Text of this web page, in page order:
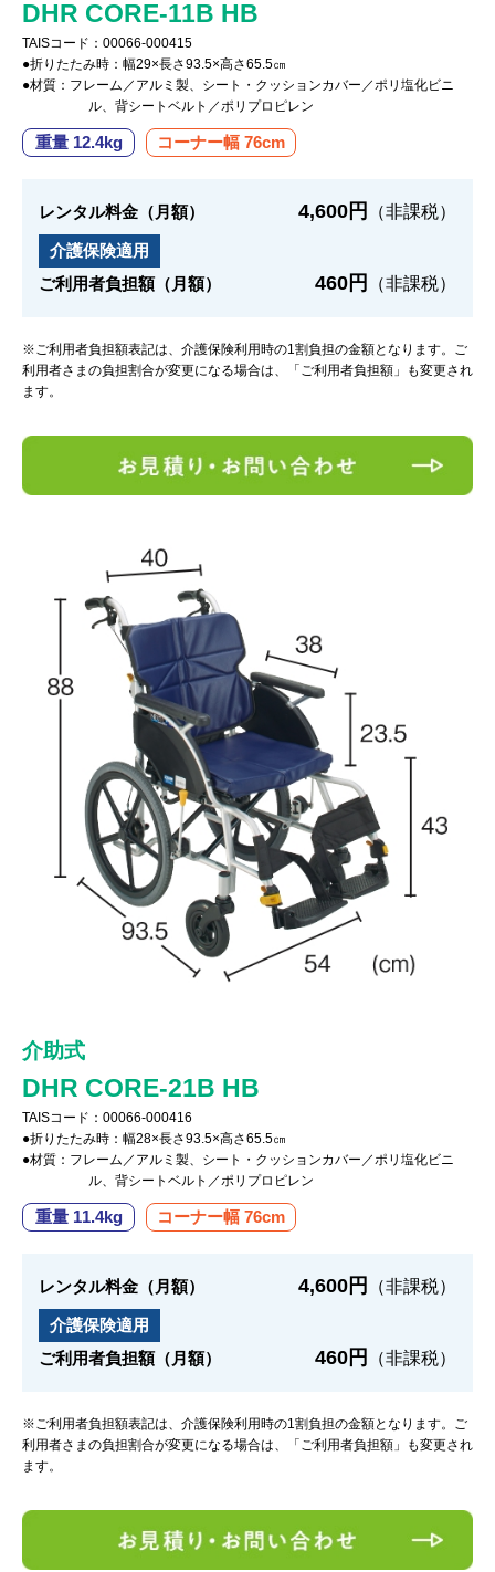
DHR CORE-11B HB
TAISコード：00066-000415
●折りたたみ時：幅29×長さ93.5×高さ65.5㎝
●材質：フレーム／アルミ製、シート・クッションカバー／ポリ塩化ビニ
ル、背シートベルト／ポリプロピレン
重量 12.4kg コーナー幅 76cm
レンタル料金（月額） 4,600円 （非課税）
介護保険適用
ご利用者負担額（月額）
460円 （非課税）
※ご利用者負担額表記は、介護保険利用時の1割負担の金額となります。ご
利用者さまの負担割合が変更になる場合は、「ご利用者負担額」も変更され
ます。
介助式
DHR CORE-21B HB
TAISコード：00066-000416
●折りたたみ時：幅28×長さ93.5×高さ65.5㎝
●材質：フレーム／アルミ製、シート・クッションカバー／ポリ塩化ビニ
ル、背シートベルト／ポリプロピレン
重量 11.4kg コーナー幅 76cm
レンタル料金（月額） 4,600円 （非課税）
介護保険適用
ご利用者負担額（月額）
460円 （非課税）
※ご利用者負担額表記は、介護保険利用時の1割負担の金額となります。ご
利用者さまの負担割合が変更になる場合は、「ご利用者負担額」も変更され
ます。